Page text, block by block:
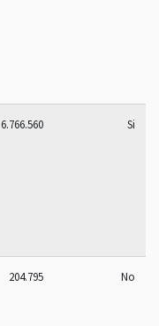
6.766.560 Si
204.795 No